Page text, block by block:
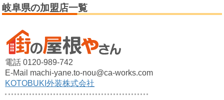
岐阜県の加盟店一覧
電話 0120-989-742
E-Mail machi-yane.to-nou@ca-works.com
KOTOBUKI外装株式会社